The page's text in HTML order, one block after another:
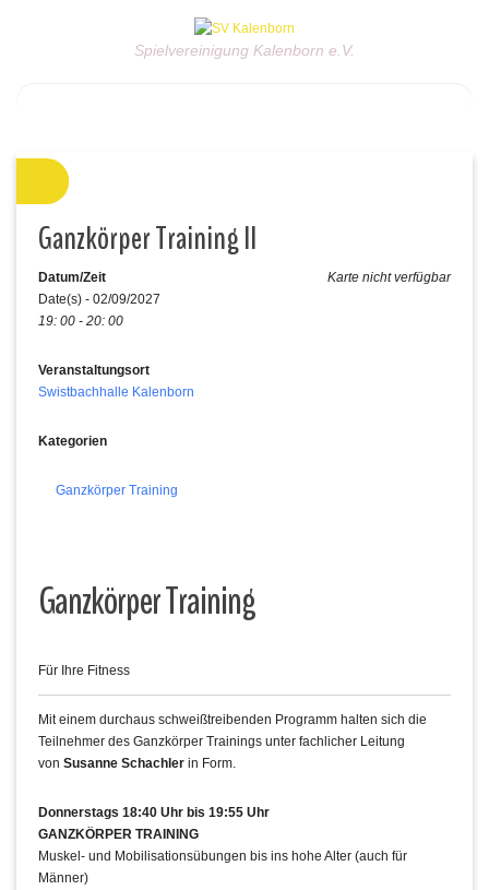
Spielvereinigung Kalenborn e.V.
Ganzkörper Training II
Karte nicht verfügbar
Datum/Zeit
Date(s) - 02/09/2027
19: 00 - 20: 00
Veranstaltungsort
Swistbachhalle Kalenborn
Kategorien
Ganzkörper Training
Ganzkörper Training
Für Ihre Fitness
Mit einem durchaus schweißtreibenden Programm halten sich die
Teilnehmer des Ganzkörper Trainings unter fachlicher Leitung
von Susanne Schachler in Form.
Donnerstags 18:40 Uhr bis 19:55 Uhr
GANZKÖRPER TRAINING
Muskel- und Mobilisationsübungen bis ins hohe Alter (auch für
Männer)